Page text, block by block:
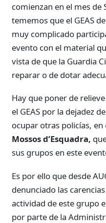
comienzan en el mes
tememos que el GEAS
muy complicado
evento con el material
vista de que la Guardia
reparar o de dotar
Hay que poner de
el GEAS por la dejadez
ocupar otras policías, en
Mossos d’Esquadra,
sus grupos en este
Es por ello que desde
denunciado las
actividad de este grupo
por parte de la